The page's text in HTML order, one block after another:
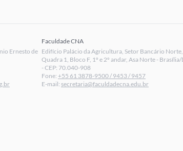
Ernesto de
Faculdade CNA
Edifício Palácio da Agricultura, Setor Bancário Norte,
Quadra 1, Bloco F, 1º e 2º andar, Asa Norte - Brasília/
- CEP: 70.040-908
Fone: +55 61 3878-9500 / 9453 / 9457
E-mail: secretaria@faculdadecna.edu.br